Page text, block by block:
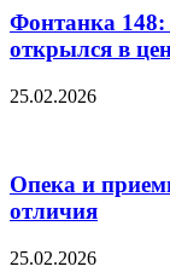
Фонтанка 148:
открылся в
25.02.2026
Опека и
отличия
25.02.2026